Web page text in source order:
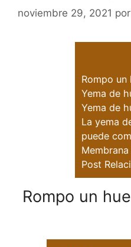
noviembre 29, 2021 por
Rompo un
Yema de
Yema de
La yema
puede
Post
Rompo un